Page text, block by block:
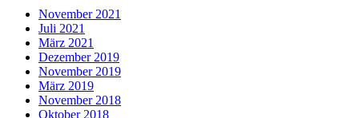
November 2021
Juli 2021
März 2021
Dezember 2019
November 2019
März 2019
November 2018
Oktober 2018